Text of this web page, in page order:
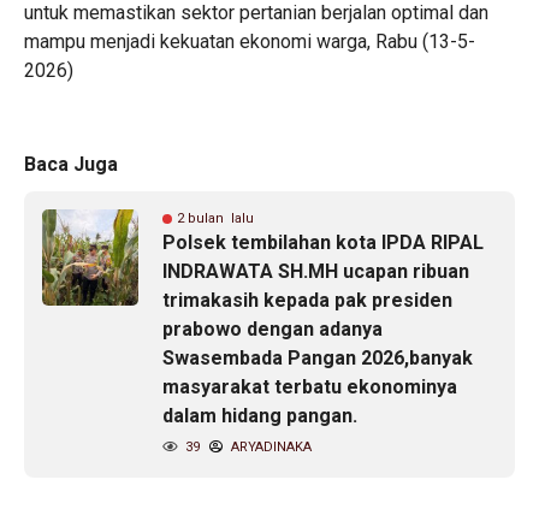
untuk memastikan sektor pertanian berjalan optimal dan
mampu menjadi kekuatan ekonomi warga, Rabu (13-5-
2026)
Baca Juga
2 bulan lalu
Polsek tembilahan kota IPDA RIPAL
INDRAWATA SH.MH ucapan ribuan
trimakasih kepada pak presiden
prabowo dengan adanya
Swasembada Pangan 2026,banyak
masyarakat terbatu ekonominya
dalam hidang pangan.
39 ARYADINAKA